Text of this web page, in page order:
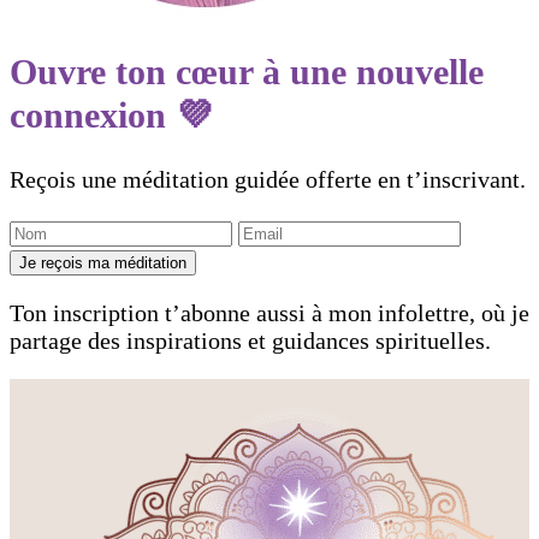
Ouvre ton cœur à une nouvelle
connexion 💜
Reçois une méditation guidée offerte en t’inscrivant.
Je reçois ma méditation
Ton inscription t’abonne aussi à mon infolettre, où je
partage des inspirations et guidances spirituelles.